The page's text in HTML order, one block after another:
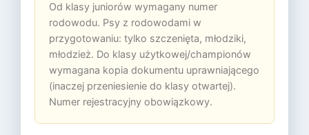
Od klasy juniorów wymagany numer
rodowodu. Psy z rodowodami w
przygotowaniu: tylko szczenięta, młodziki,
młodzież. Do klasy użytkowej/championów
wymagana kopia dokumentu uprawniającego
(inaczej przeniesienie do klasy otwartej).
Numer rejestracyjny obowiązkowy.